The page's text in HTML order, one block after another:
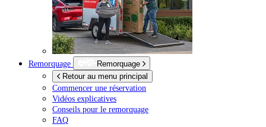
Remorquage
Remorquage
Retour au menu principal
Commencer une réservation
Vidéos explicatives
Conseils pour le remorquage
FAQ